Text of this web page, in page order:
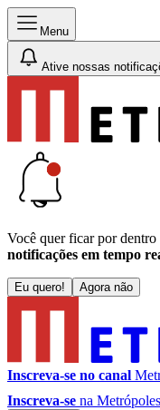
Menu
Ative nossas
Você quer ficar por dentro
notificações em tempo
Eu quero! Agora não
Inscreva-se no canal
Inscreva-se na